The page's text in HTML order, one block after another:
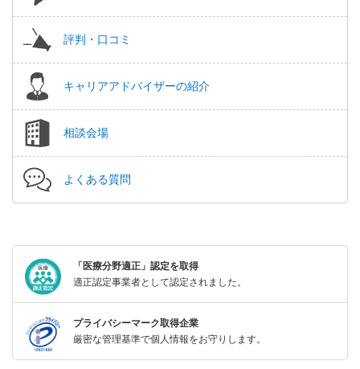
評判・口コミ
キャリアアドバイザーの紹介
相談会場
よくある質問
「医療分野適正」認定を取得
適正認定事業者として認定されました。
プライバシーマーク取得企業
厳密な管理基準で個人情報をお守りします。